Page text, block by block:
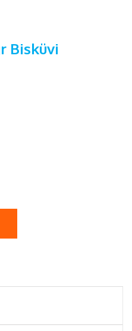
Bisküvi